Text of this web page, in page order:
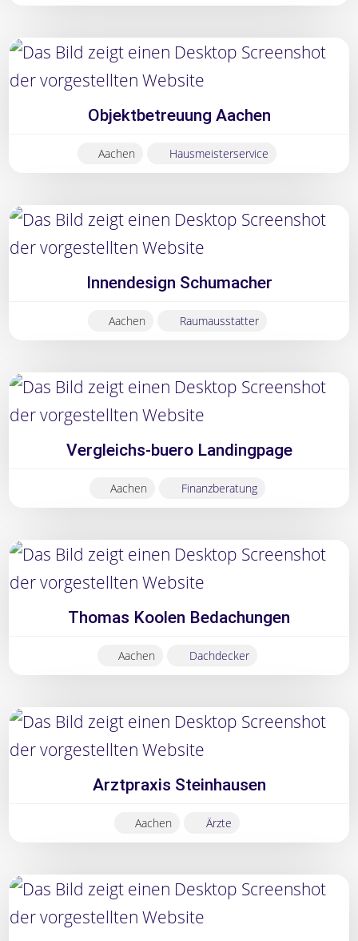
Objektbetreuung Aachen
Aachen Hausmeisterservice
Innendesign Schumacher
Aachen Raumausstatter
Vergleichs-buero Landingpage
Aachen Finanzberatung
Thomas Koolen Bedachungen
Aachen Dachdecker
Arztpraxis Steinhausen
Aachen Ärzte